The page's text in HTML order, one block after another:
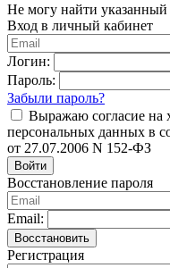
Не могу найти
Вход в личный кабинет
Логин:
Пароль:
Забыли пароль?
Выражаю согласие на
персональных данных в
от 27.07.2006 N 152-ФЗ
Войти
Восстановление пароля
Email:
Восстановить
Регистрация